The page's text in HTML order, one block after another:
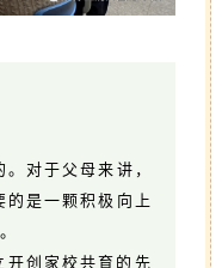
对于父母来讲，
的是一颗积极向上
创家校共育的先